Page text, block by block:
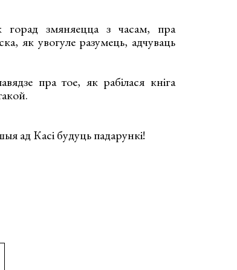
змяняецца з часам, пра
як увогуле разумець, адчуваць
пра тое, як рабілася кніга
ад Касі будуць падарункі!